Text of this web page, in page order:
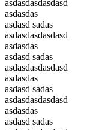
asdasdasdasdasd
asdasdas
asdasd sadas
asdasdasdasdasd
asdasdas
asdasd sadas
asdasdasdasdasd
asdasdas
asdasd sadas
asdasdasdasdasd
asdasdas
asdasd sadas